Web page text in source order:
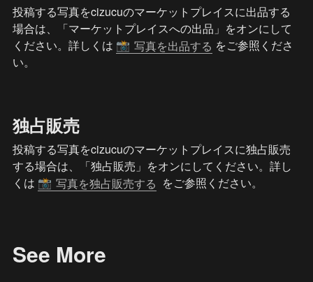
投稿する写真をcizucuのマーケットプレイスに出品する
場合は、「マーケットプレイスへの出品」をオンにして
ください。詳しくは 📸 写真を出品する をご参照くださ
い。
独占販売
投稿する写真をcizucuのマーケットプレイスに独占販売
する場合は、「独占販売」をオンにしてください。詳し
くは 📸 写真を独占販売する
  をご参照ください。
See More